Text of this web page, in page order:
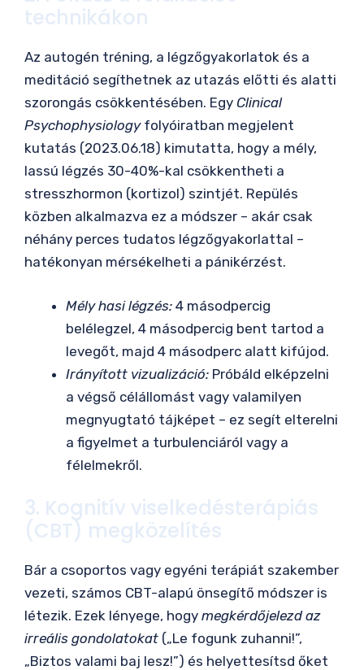
technikákon
Az autogén tréning, a légzőgyakorlatok és a
meditáció segíthetnek az utazás előtti és alatti
szorongás csökkentésében. Egy Clinical
Psychophysiologyfolyóiratban megjelent
kutatás (2023.06.18) kimutatta, hogy a mély,
lassú légzés 30-40%-kal csökkentheti a
stresszhormon (kortizol) szintjét. Repülés
közben alkalmazva ez a módszer – akár csak
néhány perces tudatos légzőgyakorlattal –
hatékonyan mérsékelheti a pánikérzést.
Mély hasi légzés: 4 másodpercig
belélegzel, 4 másodpercig bent tartod a
levegőt, majd 4 másodperc alatt kifújod.
Irányított vizualizáció: Próbáld elképzelni
a végső célállomást vagy valamilyen
megnyugtató tájképet – ez segít elterelni
a figyelmet a turbulenciáról vagy a
félelmekről.
3. Kognitív viselkedésterápiás
(CBT) megközelítés
Bár a csoportos vagy egyéni terápiát szakember
vezeti, számos CBT-alapú önsegítő módszer is
létezik. Ezek lényege, hogy megkérdőjelezd az
irreális gondolatokat („Le fogunk zuhanni!”,
„Biztos valami baj lesz!”) és helyettesítsd őket